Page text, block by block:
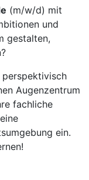
(m/w/d) mit
und
gestalten,
perspektivisch
Augenzentrum
fachliche
ein.